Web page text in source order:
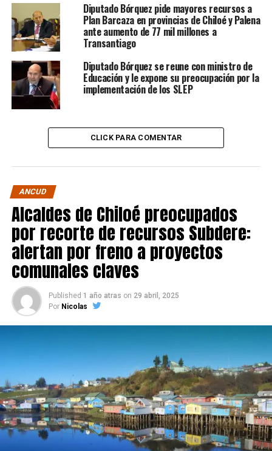
Diputado Bórquez pide mayores recursos a
Plan Barcaza en provincias de Chiloé y Palena
ante aumento de 77 mil millones a
Transantiago
Diputado Bórquez se reune con ministro de
Educación y le expone su preocupación por la
implementación de los SLEP
CLICK PARA COMENTAR
ANCUD
Alcaldes de Chiloé preocupados
por recorte de recursos Subdere:
alertan por freno a proyectos
comunales claves
Published 1 año atras on 29 abril, 2025
Por Nicolas